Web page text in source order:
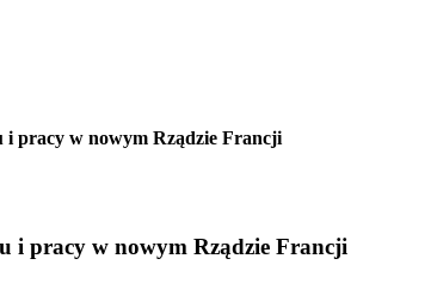
pracy w nowym Rządzie Francji
i pracy w nowym Rządzie Francji